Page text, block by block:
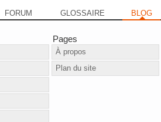
FORUM GLOSSAIRE BLOG
Pages
À propos
Plan du site